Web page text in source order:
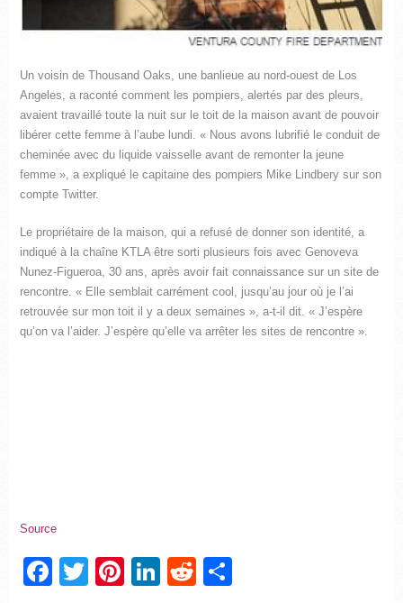
Un voisin de Thousand Oaks, une banlieue au nord-ouest de Los
Angeles, a raconté comment les pompiers, alertés par des pleurs,
avaient travaillé toute la nuit sur le toit de la maison avant de pouvoir
libérer cette femme à l’aube lundi. « Nous avons lubrifié le conduit de
cheminée avec du liquide vaisselle avant de remonter la jeune
femme », a expliqué le capitaine des pompiers Mike Lindbery sur son
compte Twitter.
Le propriétaire de la maison, qui a refusé de donner son identité, a
indiqué à la chaîne KTLA être sorti plusieurs fois avec Genoveva
Nunez-Figueroa, 30 ans, après avoir fait connaissance sur un site de
rencontre. « Elle semblait carrément cool, jusqu’au jour où je l’ai
retrouvée sur mon toit il y a deux semaines », a-t-il dit. « J’espère
qu’on va l’aider. J’espère qu’elle va arrêter les sites de rencontre ».
Source
Facebook
TwitterPinterest
LinkedIn
Reddit